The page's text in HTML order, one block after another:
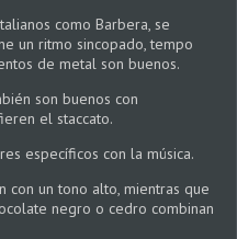
como Barbera, se
un ritmo sincopado, tempo
de metal son buenos.
son buenos con
el staccato.
específicos con la música.
con un tono alto, mientras que
negro o cedro combinan